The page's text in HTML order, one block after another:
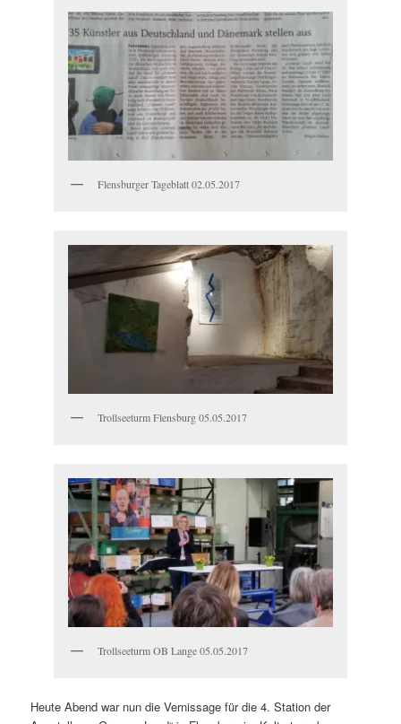
Flensburger Tageblatt 02.05.2017
Trollseeturm Flensburg 05.05.2017
Trollseeturm OB Lange 05.05.2017
Heute Abend war nun die Vernissage für die 4. Station der